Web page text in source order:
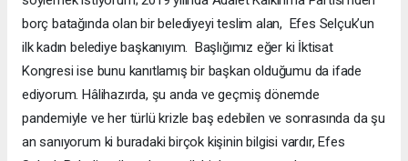
borç batağında olan bir belediyeyi teslim alan, Efes Selçuk’un
ilk kadın belediye başkanıyım. Başlığımız eğer ki İktisat
Kongresi ise bunu kanıtlamış bir başkan olduğumu da ifade
ediyorum. Hâlihazırda, şu anda ve geçmiş dönemde
pandemiyle ve her türlü krizle baş edebilen ve sonrasında da şu
an sanıyorum ki buradaki birçok kişinin bilgisi vardır, Efes